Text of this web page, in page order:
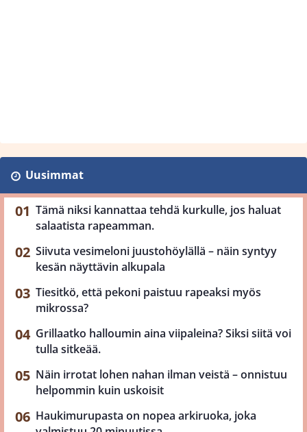
Uusimmat
Tämä niksi kannattaa tehdä kurkulle, jos haluat
salaatista rapeamman.
Siivuta vesimeloni juustohöylällä – näin syntyy
kesän näyttävin alkupala
Tiesitkö, että pekoni paistuu rapeaksi myös
mikrossa?
Grillaatko halloumin aina viipaleina? Siksi siitä voi
tulla sitkeää.
Näin irrotat lohen nahan ilman veistä – onnistuu
helpommin kuin uskoisit
Haukimurupasta on nopea arkiruoka, joka